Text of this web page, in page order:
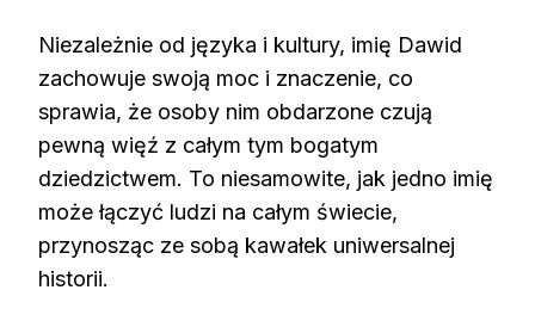
Niezależnie od języka i kultury, imię Dawid
zachowuje swoją moc i znaczenie, co
sprawia, że osoby nim obdarzone czują
pewną więź z całym tym bogatym
dziedzictwem. To niesamowite, jak jedno imię
może łączyć ludzi na całym świecie,
przynosząc ze sobą kawałek uniwersalnej
historii.